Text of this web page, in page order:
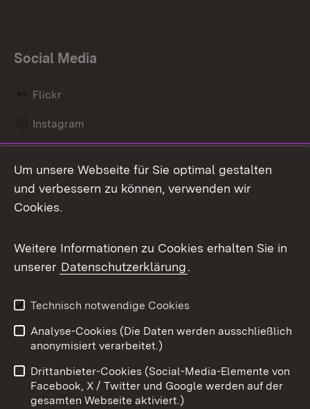
Social Media
Flickr
Instagram
Mastodon
Messenger
Social Wall
X / Twitter
Youtube
Benutzungshinweise
Barrierefreiheit
Datenschutz
Cookies
Um unsere Webseite für Sie optimal gestalten
und verbessern zu können, verwenden wir
Cookies.
Weitere Informationen zu Cookies erhalten Sie in
unserer Datenschutzerklärung.
Technisch notwendige Cookies
Analyse-Cookies (Die Daten werden ausschließlich
anonymisiert verarbeitet.)
Drittanbieter-Cookies (Social-Media-Elemente von
Facebook, X / Twitter und Google werden auf der
gesamten Webseite aktiviert.)